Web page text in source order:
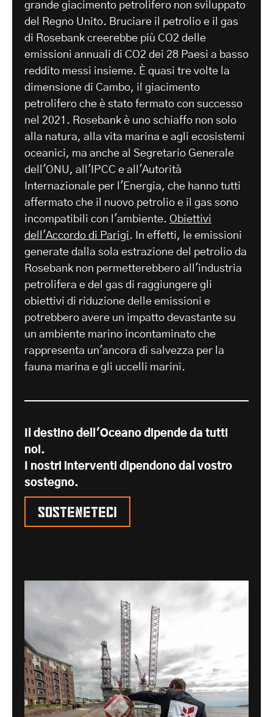
grande giacimento petrolifero non sviluppato
del Regno Unito. Bruciare il petrolio e il gas
di Rosebank creerebbe più CO2 delle
emissioni annuali di CO2 dei 28 Paesi a basso
reddito messi insieme. È quasi tre volte la
dimensione di Cambo, il giacimento
petrolifero che è stato fermato con successo
nel 2021. Rosebank è uno schiaffo non solo
alla natura, alla vita marina e agli ecosistemi
oceanici, ma anche al Segretario Generale
dell'ONU, all'IPCC e all'Autorità
Internazionale per l'Energia, che hanno tutti
affermato che il nuovo petrolio e il gas sono
incompatibili con l'ambiente. Obiettivi
dell'Accordo di Parigi. In effetti, le emissioni
generate dalla sola estrazione del petrolio da
Rosebank non permetterebbero all'industria
petrolifera e del gas di raggiungere gli
obiettivi di riduzione delle emissioni e
potrebbero avere un impatto devastante su
un ambiente marino incontaminato che
rappresenta un'ancora di salvezza per la
fauna marina e gli uccelli marini.
Il destino dell'Oceano dipende da tutti
noi.
I nostri interventi dipendono dal vostro
sostegno.
Sosteneteci